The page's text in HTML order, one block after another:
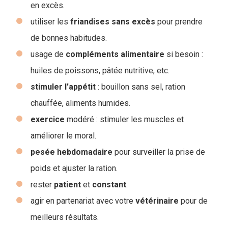
en excès.
utiliser les friandises sans excès pour prendre
de bonnes habitudes.
usage de compléments alimentaire si besoin :
huiles de poissons, pâtée nutritive, etc.
stimuler l'appétit : bouillon sans sel, ration
chauffée, aliments humides.
exercice modéré : stimuler les muscles et
améliorer le moral.
pesée hebdomadaire pour surveiller la prise de
poids et ajuster la ration.
rester patient et constant.
agir en partenariat avec votre vétérinaire pour de
meilleurs résultats.